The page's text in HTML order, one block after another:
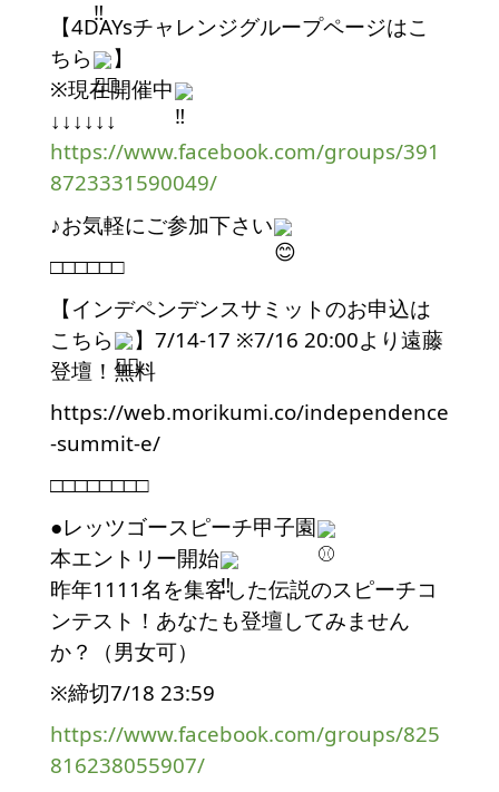
【4DAYsチャレンジグループページはこ
ちら
】
※現在開催中
↓↓↓↓↓↓
https://www.facebook.com/groups/391
8723331590049/
♪お気軽にご参加下さい
□□□□□□
【インデペンデンスサミットのお申込は
こちら
】7/14-17 ※7/16 20:00より遠藤
登壇！無料
https://web.morikumi.co/independence
-summit-e/
□□□□□□□□
●レッツゴースピーチ甲子園
本エントリー開始
昨年1111名を集客した伝説のスピーチコ
ンテスト！あなたも登壇してみません
か？（男女可）
※締切7/18 23:59
https://www.facebook.com/groups/825
816238055907/